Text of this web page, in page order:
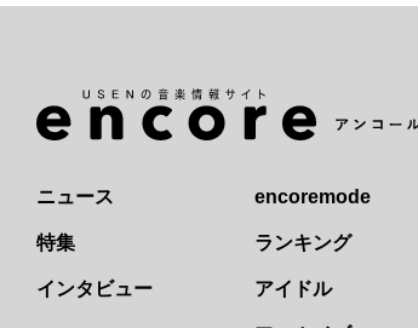
ニュース
特集
インタビュー
encoremode
ランキング
アイドル